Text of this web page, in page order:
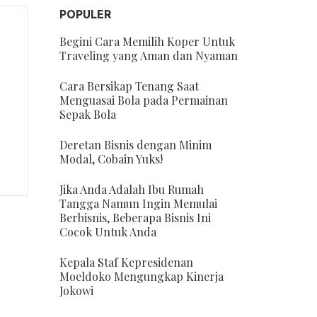
POPULER
Begini Cara Memilih Koper Untuk
Traveling yang Aman dan Nyaman
Cara Bersikap Tenang Saat
Menguasai Bola pada Permainan
Sepak Bola
Deretan Bisnis dengan Minim
Modal, Cobain Yuks!
Jika Anda Adalah Ibu Rumah
Tangga Namun Ingin Memulai
Berbisnis, Beberapa Bisnis Ini
Cocok Untuk Anda
Kepala Staf Kepresidenan
Moeldoko Mengungkap Kinerja
Jokowi